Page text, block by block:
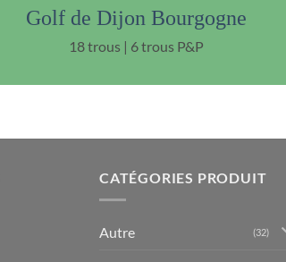
Golf de Dijon Bourgogne
18 trous | 6 trous P&P
CATÉGORIES PRODUIT
Autre (32)